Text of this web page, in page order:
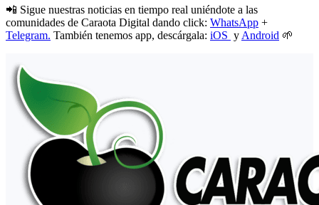
📲 Sigue nuestras noticias en tiempo real uniéndote a las
comunidades de Caraota Digital dando click: WhatsApp +
Telegram. También tenemos app, descárgala: iOS y Android 🌱